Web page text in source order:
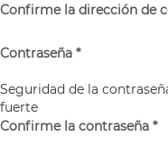
Confirme la dirección de
Contraseña *
Seguridad de la
fuerte
Confirme la contraseña *